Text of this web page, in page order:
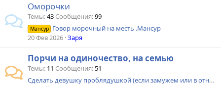
Оморочки
Темы 43 Сообщения 99
Мансур Говор морочный на месть .Мансур
20 Фев 2026 Заря
Порчи на одиночество, на семью
Темы 11 Сообщения 51
Сделать девушку проблядушкой (если замужем или в отношениях с парнем)